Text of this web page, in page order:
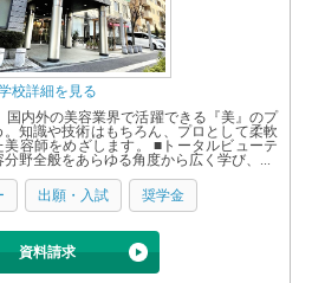
校詳細を見る
国内外の美容業界で活躍できる『美』のプ
知識や技術はもちろん、プロとして柔軟
容師をめざします。 ■トータルビューテ
分野全般をあらゆる角度から広く学び、...
出願・入試 奨学金
資料請求